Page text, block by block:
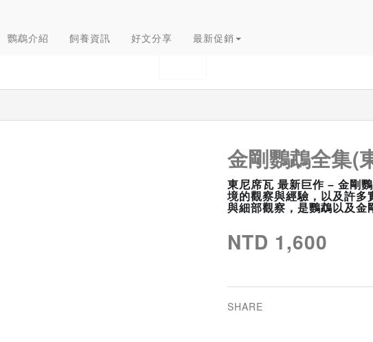
鸚鵡介紹 飼養資訊 好文分享 最新促銷
金剛鸚鵡全集(
東尼席瓦 最新巨作 – 金剛
境的觀察與經驗，以及許多
與細部觀察，是鸚鵡以及金
NTD 1,600
SHARE